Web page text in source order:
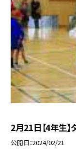
2月21日【4年生】
公開日 2024/02/21